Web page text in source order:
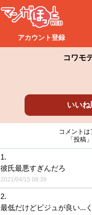
アカウント登録
コワモ
いいね
コメントは
「投稿
1.
彼氏最悪すぎんだろ
2021/04/15 08:39
2.
最低だけどビジュが良い...